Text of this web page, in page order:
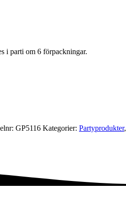
i parti om 6 förpackningar.
GP5116 Kategorier: Party­­produkter,